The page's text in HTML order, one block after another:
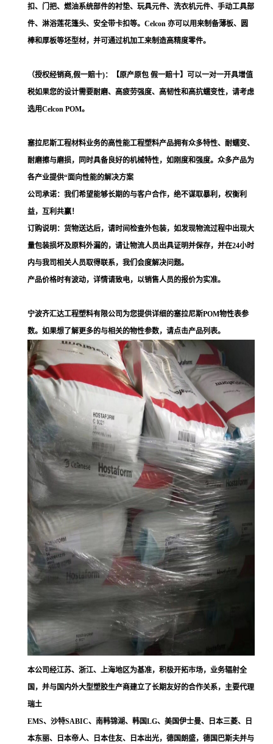
扣、门把、燃油系统部件的衬垫、玩具元件、洗衣机元件、手动工具部
件、淋浴莲花篷头、安全带卡扣等。Celcon 亦可以用来制备薄板、圆
棒和厚板等坯型材，并可通过机加工来制造高精度零件。
（授权经销商,假一赔十)：【原产原包 假一赔十】可以一对一开具增值
税如果您的设计需要耐磨、高疲劳强度、高韧性和高抗蠕变性，请考虑
选用Celcon POM。
塞拉尼斯工程材料业务的高性能工程塑料产品拥有众多特性、耐蠕变、
耐磨擦与磨损，同时具备良好的机械特性，如刚度和强度。众多产品为
各产业提供“面向性能的解决方案
公司承诺：我们希望能够长期的与客户合作，绝不谋取暴利，权衡利
益，互利共赢！
订购说明：货物送达后，请时间检查外包装，如发现物流过程中出现大
量包装损坏及原料外漏的，请让物流人员出具证明并保存，并在24小时
内与我司相关人员取得联系，我们会度解决问题。
产品价格时有波动，详情请致电，以销售人员的报价为实准。
宁波齐汇达工程塑料有限公司为您提供详细的塞拉尼斯POM物性表参
数。如果想了解更多的与相关的物性参数，请点击产品列表。
本公司经江苏、浙江、上海地区为基准，积极开拓市场，业务辐射全
国，并与国内外大型塑胶生产商建立了长期友好的合作关系，主要代理
瑞土
EMS、沙特SABIC、南韩锦湖、韩国LG、美国伊士曼、日本三菱、日
本东丽、日本帝人、日本住友、日本出光，德国朗盛，德国巴斯夫并与